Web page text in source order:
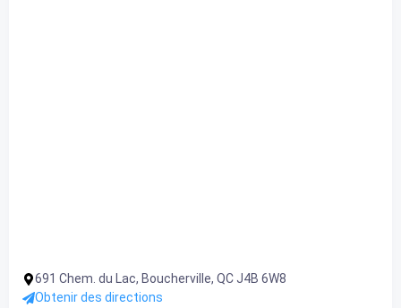
691 Chem. du Lac, Boucherville, QC J4B 6W8
Obtenir des directions